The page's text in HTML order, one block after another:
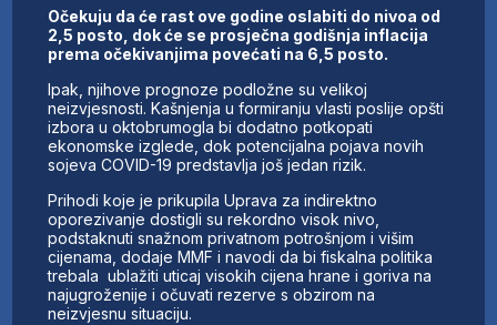
Očekuju da će rast ove godine oslabiti do nivoa od
2,5 posto, dok će se prosječna godišnja inflacija
prema očekivanjima povećati na 6,5 posto.
Ipak, njihove prognoze podložne su velikoj
neizvjesnosti. Kašnjenja u formiranju vlasti poslije opšti
izbora u oktobrumogla bi dodatno potkopati
ekonomske izglede, dok potencijalna pojava novih
sojeva COVID-19 predstavlja još jedan rizik.
Prihodi koje je prikupila Uprava za indirektno
oporezivanje dostigli su rekordno visok nivo,
podstaknuti snažnom privatnom potrošnjom i višim
cijenama, dodaje MMF i navodi da bi fiskalna politika
trebala ublažiti uticaj visokih cijena hrane i goriva na
najugroženije i očuvati rezerve s obzirom na
neizvjesnu situaciju.